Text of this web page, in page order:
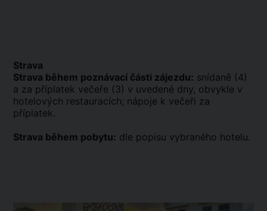
Strava
Strava během poznávací části zájezdu: snídaně (4)
a za příplatek večeře (3) v uvedené dny, obvykle v
hotelových restauracích; nápoje k večeři za
příplatek.
Strava během pobytu: dle popisu vybraného hotelu.